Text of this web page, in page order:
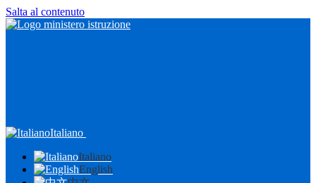
Salta al contenuto
Italiano
Italiano
English